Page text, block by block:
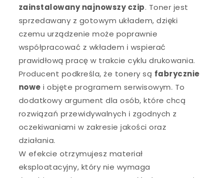
zainstalowany najnowszy czip. Toner jest
sprzedawany z gotowym układem, dzięki
czemu urządzenie może poprawnie
współpracować z wkładem i wspierać
prawidłową pracę w trakcie cyklu drukowania.
Producent podkreśla, że tonery są fabrycznie
nowe i objęte programem serwisowym. To
dodatkowy argument dla osób, które chcą
rozwiązań przewidywalnych i zgodnych z
oczekiwaniami w zakresie jakości oraz
działania.
W efekcie otrzymujesz materiał
eksploatacyjny, który nie wymaga